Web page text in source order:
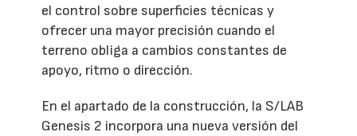
el control sobre superficies técnicas y
ofrecer una mayor precisión cuando el
terreno obliga a cambios constantes de
apoyo, ritmo o dirección.
En el apartado de la construcción, la S/LAB
Genesis 2 incorpora una nueva versión del